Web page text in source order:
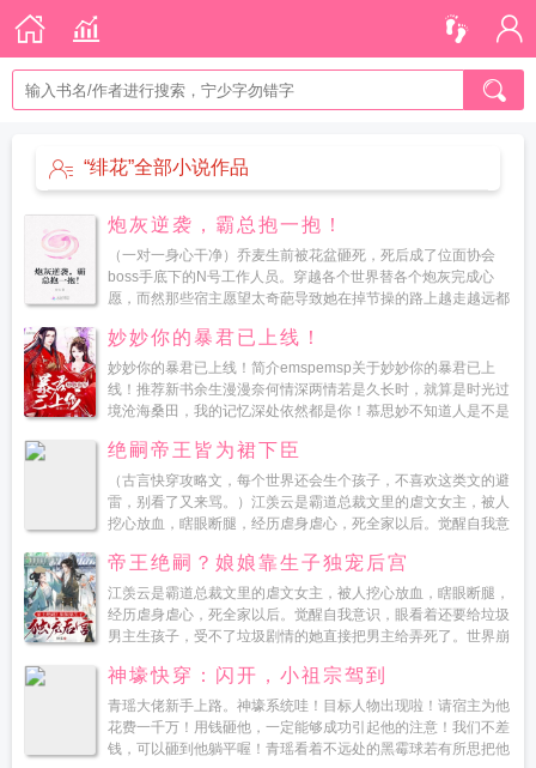
“绯花”全部小说作品
炮灰逆袭，霸总抱一抱！
（一对一身心干净）乔麦生前被花盆砸死，死后成了位面协会
boss手底下的N号工作人员。穿越各个世界替各个炮灰完成心
愿，而然那些宿主愿望太奇葩导致她在掉节操的路上越走越远都
说...
妙妙你的暴君已上线！
妙妙你的暴君已上线！简介emspemsp关于妙妙你的暴君已上
线！推荐新书余生漫漫奈何情深两情若是久长时，就算是时光过
境沧海桑田，我的记忆深处依然都是你！慕思妙不知道人是不是
绝嗣帝王皆为裙下臣
（古言快穿攻略文，每个世界还会生个孩子，不喜欢这类文的避
雷，别看了又来骂。）江羡云是霸道总裁文里的虐文女主，被人
挖心放血，瞎眼断腿，经历虐身虐心，死全家以后。觉醒自我意
男主给...
帝王绝嗣？娘娘靠生子独宠后宫
江羡云是霸道总裁文里的虐文女主，被人挖心放血，瞎眼断腿，
经历虐身虐心，死全家以后。觉醒自我意识，眼看着还要给垃圾
男主生孩子，受不了垃圾剧情的她直接把男主给弄死了。世界崩
神壕快穿：闪开，小祖宗驾到
青瑶大佬新手上路。神壕系统哇！目标人物出现啦！请宿主为他
花费一千万！用钱砸他，一定能够成功引起他的注意！我们不差
钱，可以砸到他躺平喔！青瑶看着不远处的黑霉球若有所思把他